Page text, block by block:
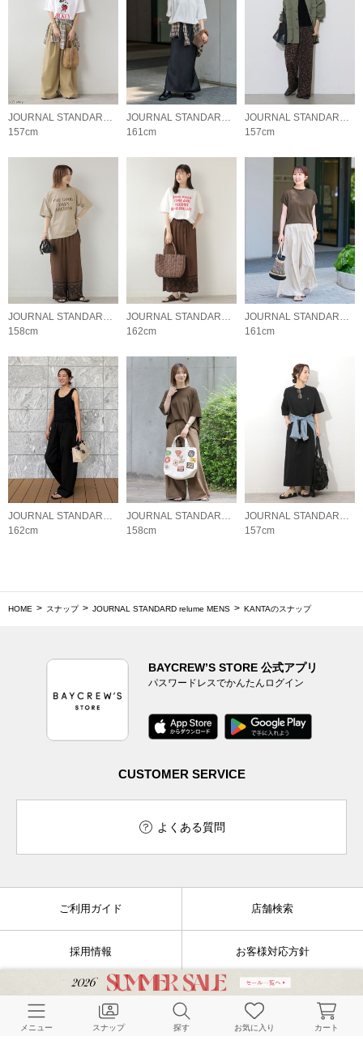
157cm
161cm
157cm
158cm
162cm
161cm
JOURNAL STANDARD relume LADYS
162cm
JOURNAL STANDARD relume LADYS
158cm
JOURNAL STANDARD relume LADYS
157cm
HOME スナップ JOURNAL STANDARD relume MENS KANTAのスナップ
BAYCREW’S STORE 公式アプリ
パスワードレスでかんたんログイン
CUSTOMER SERVICE
よくある質問
ご利用ガイド 店舗検索
採用情報 お客様対応方針
利用規約 企業情報
メニュー スナップ 探す お気に入り カート